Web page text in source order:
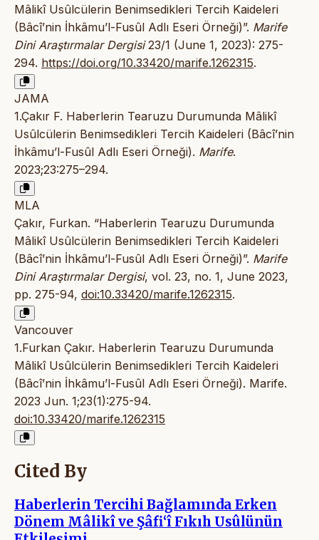
Mâlikî Usûlcülerin Benimsedikleri Tercih Kaideleri
(Bâcî’nin İhkâmu’l-Fusûl Adlı Eseri Örneği)”. Marife
Dini Araştırmalar Dergisi23/1 (June 1, 2023): 275-
294. https://doi.org/10.33420/marife.1262315.
JAMA
1.Çakır F. Haberlerin Tearuzu Durumunda Mâlikî
Usûlcülerin Benimsedikleri Tercih Kaideleri (Bâcî’nin
İhkâmu’l-Fusûl Adlı Eseri Örneği). Marife.
2023;23:275–294.
MLA
Çakır, Furkan. “Haberlerin Tearuzu Durumunda
Mâlikî Usûlcülerin Benimsedikleri Tercih Kaideleri
(Bâcî’nin İhkâmu’l-Fusûl Adlı Eseri Örneği)”. Marife
Dini Araştırmalar Dergisi, vol. 23, no. 1, June 2023,
pp. 275-94, doi:10.33420/marife.1262315.
Vancouver
1.Furkan Çakır. Haberlerin Tearuzu Durumunda
Mâlikî Usûlcülerin Benimsedikleri Tercih Kaideleri
(Bâcî’nin İhkâmu’l-Fusûl Adlı Eseri Örneği). Marife.
2023 Jun. 1;23(1):275-94.
doi:10.33420/marife.1262315
Cited By
Haberlerin Tercihi Bağlamında Erken
Dönem Mâlikî ve Şâfi‘î Fıkıh Usûlünün